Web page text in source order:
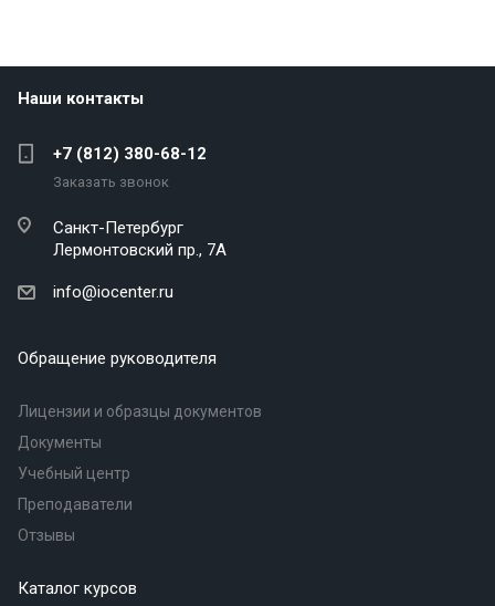
Наши контакты
+7 (812) 380-68-12
Заказать звонок
Санкт-Петербург
Лермонтовский пр., 7А
info@iocenter.ru
Обращение руководителя
Лицензии и образцы документов
Документы
Учебный центр
Преподаватели
Отзывы
Каталог курсов